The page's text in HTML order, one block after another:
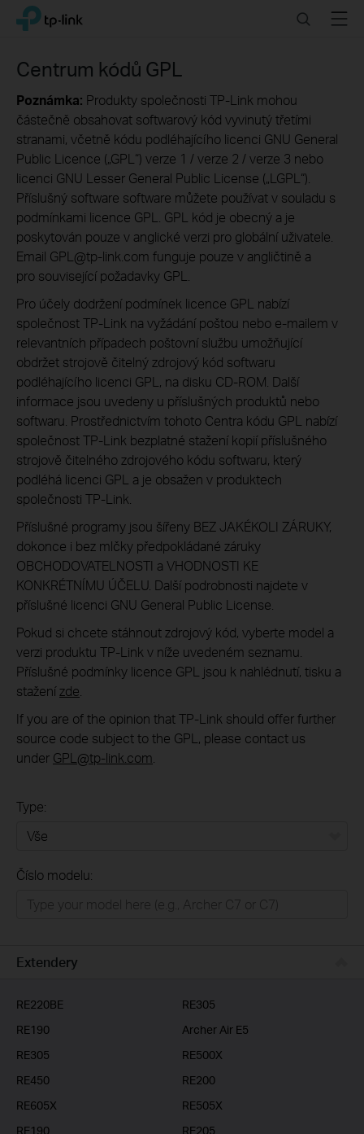
Click
navigation
TP-Link, Reliably Smart SearchMenu
Centrum kódů GPL
Poznámka: Produkty společnosti TP-Link mohou
částečně obsahovat softwarový kód vyvinutý třetími
stranami, včetně kódu podléhajícího licenci GNU General
Public Licence („GPL“) verze 1 / verze 2 / verze 3 nebo
licenci GNU Lesser General Public License („LGPL“).
Příslušný software software můžete používat v souladu s
podmínkami licence GPL. GPL kód je obecný a je
poskytován pouze v anglické verzi pro globální uživatele.
Email GPL@tp-link.com funguje pouze v angličtině a
pro související požadavky GPL.
Pro účely dodržení podmínek licence GPL nabízí
společnost TP-Link na vyžádání poštou nebo e-mailem v
relevantních případech poštovní službu umožňující
obdržet strojově čitelný zdrojový kód softwaru
podléhajícího licenci GPL, na disku CD-ROM. Další
informace jsou uvedeny u příslušných produktů nebo
softwaru. Prostřednictvím tohoto Centra kódu GPL nabízí
společnost TP-Link bezplatné stažení kopií příslušného
strojově čitelného zdrojového kódu softwaru, který
podléhá licenci GPL a je obsažen v produktech
společnosti TP-Link.
Příslušné programy jsou šířeny BEZ JAKÉKOLI ZÁRUKY,
dokonce i bez mlčky předpokládané záruky
OBCHODOVATELNOSTI a VHODNOSTI KE
KONKRÉTNÍMU ÚČELU. Další podrobnosti najdete v
příslušné licenci GNU General Public License.
Pokud si chcete stáhnout zdrojový kód, vyberte model a
verzi produktu TP-Link v níže uvedeném seznamu.
Příslušné podmínky licence GPL jsou k nahlédnutí, tisku a
staženízde
If you are of the opinion that TP-Link should offer further
source code subject to the GPL, please contact us
under GPL@tp-link.com
Type:
Business
Číslo modelu:
Extendery
RE220BE
RE305
RE190
Archer Air E5
RE305
RE500X
RE450
RE200
RE605X
RE505X
RE190
RE205